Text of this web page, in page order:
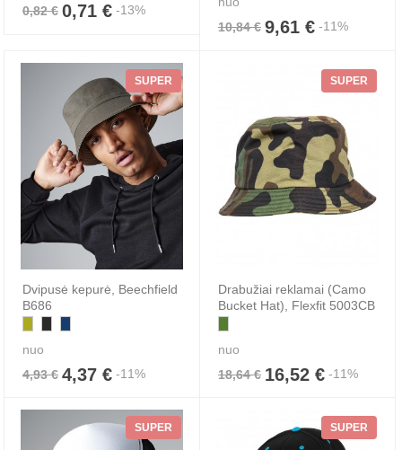
0,82 € 0,71 € -13%
10,84 € 9,61 € -11%
SUPER
Dvipusė kepurė, Beechfield
B686
nuo
4,93 € 4,37 € -11%
SUPER
Drabužiai reklamai (Camo
Bucket Hat), Flexfit 5003CB
nuo
18,64 € 16,52 € -11%
SUPER SUPER